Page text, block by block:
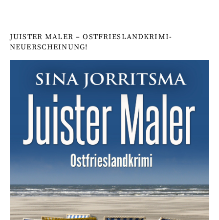
JUISTER MALER – OSTFRIESLANDKRIMI-
NEUERSCHEINUNG!